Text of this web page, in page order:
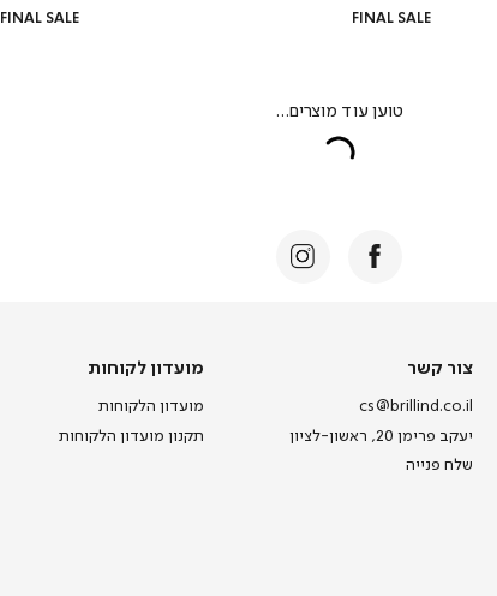
FINAL SALE
FINAL SALE
צור
צור קשר
cs@brillind.co.il
יעקב פרימן 20, ראשון-לציון
שלח פנייה
מועדון
מועדון לקוחות
מועדון הלקוחות
תקנון מועדון הלקוחות